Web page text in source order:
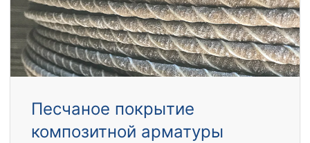
Песчаное покрытие
композитной арматуры